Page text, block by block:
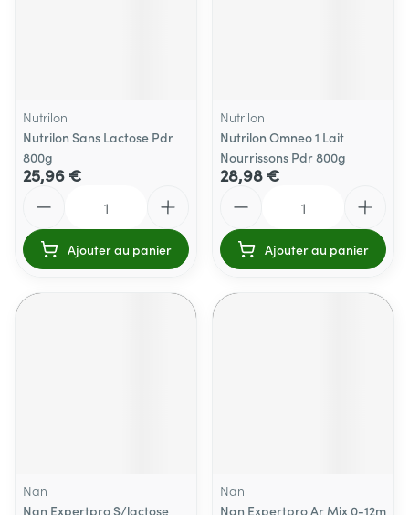
Nutrilon
Nutrilon Sans Lactose Pdr
800g
25,96 €
Ajouter au panier
Nutrilon
Nutrilon Omneo 1 Lait
Nourrissons Pdr 800g
28,98 €
Ajouter au panier
Nan
Nan Expertpro S/lactose
Nan
Nan Expertpro Ar Mix 0-12m